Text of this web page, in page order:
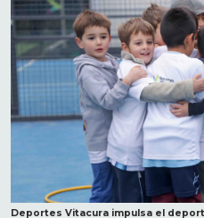
Deportes Vitacura impulsa el